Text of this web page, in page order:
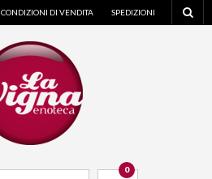
CONDIZIONI DI VENDITA SPEDIZIONI
0